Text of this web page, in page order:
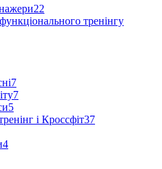
22
тренінгу
7
7
5
і Кроссфіт37
4